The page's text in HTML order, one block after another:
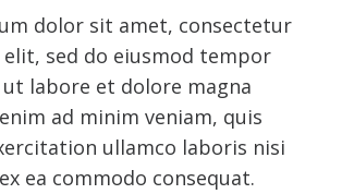
dolor sit amet, consectetur
sed do eiusmod tempor
labore et dolore magna
ad minim veniam, quis
ullamco laboris nisi
ea commodo consequat.